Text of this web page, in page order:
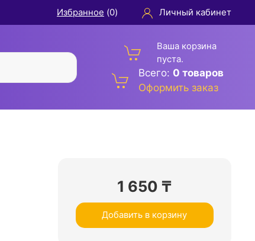
Избранное (0) Личный кабинет
Ваша корзина
пуста.
Всего: 0 товаров
Оформить заказ
1 650 ₸
Добавить в корзину